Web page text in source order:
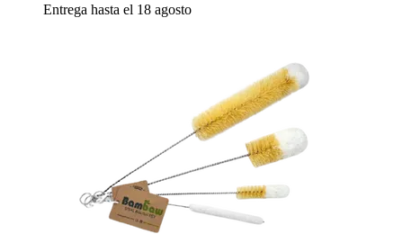
Entrega hasta el 18 agosto